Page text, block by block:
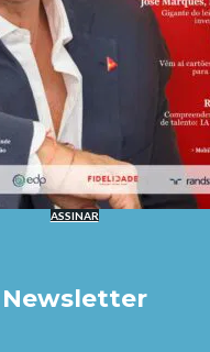
ASSINAR
Newsletter